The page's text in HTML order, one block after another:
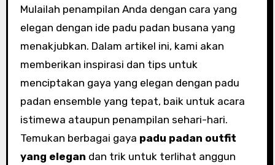
Mulailah penampilan Anda dengan cara yang
elegan dengan ide padu padan busana yang
menakjubkan. Dalam artikel ini, kami akan
memberikan inspirasi dan tips untuk
menciptakan gaya yang elegan dengan padu
padan ensemble yang tepat, baik untuk acara
istimewa ataupun penampilan sehari-hari.
Temukan berbagai gaya padu padan outfit
yang elegan dan trik untuk terlihat anggun